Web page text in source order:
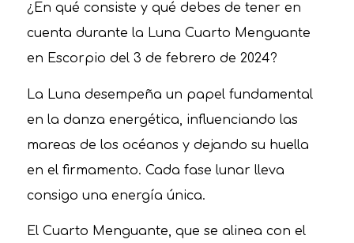
¿En qué consiste y qué debes de tener en
cuenta durante la Luna Cuarto Menguante
en Escorpio del 3 de febrero de 2024?
La Luna desempeña un papel fundamental
en la danza energética, influenciando las
mareas de los océanos y dejando su huella
en el firmamento. Cada fase lunar lleva
consigo una energía única.
El Cuarto Menguante, que se alinea con el